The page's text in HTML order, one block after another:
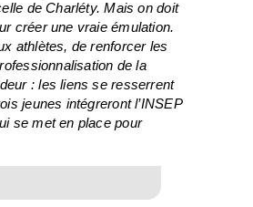
de Charléty. Mais on doit
créer une vraie émulation.
athlètes, de renforcer les
de la
: les liens se resserrent
jeunes intégreront l’INSEP
se met en place pour